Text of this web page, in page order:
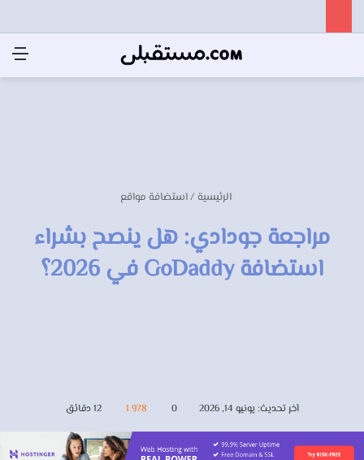
الرئيسية /استضافة مواقع
مراجعة جودادي: هل ينصح بشراء
استضافة GoDaddy في 2026؟
آخر تحديث: يونيو 14, 2026 0 1٬978 12 دقائق